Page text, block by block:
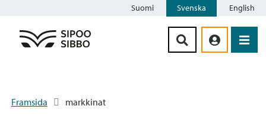
Suomi Svenska English
Framsida markkinat